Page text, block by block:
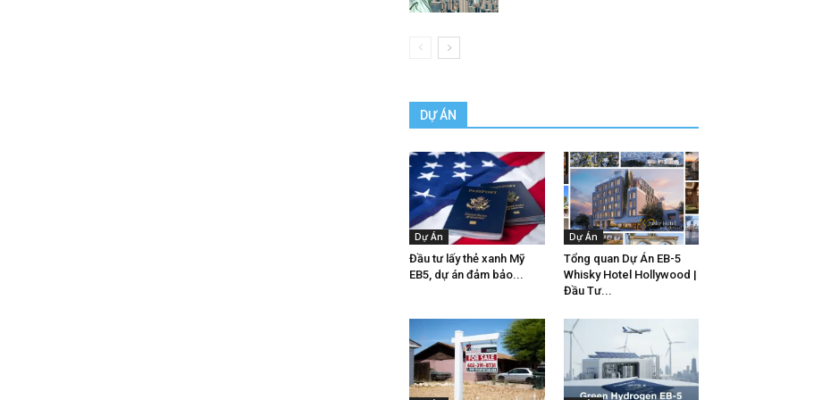
DỰ ÁN
Dự Án
Đầu tư lấy thẻ xanh Mỹ
EB5, dự án đảm bảo...
Dự Án
Tổng quan Dự Án EB-5
Whisky Hotel Hollywood |
Đầu Tư...